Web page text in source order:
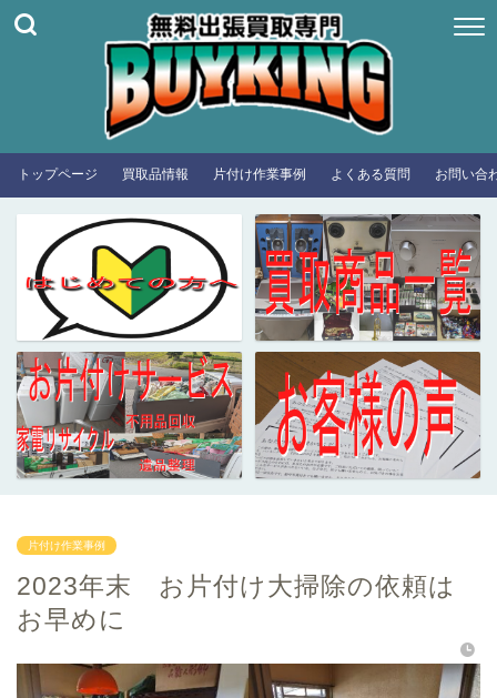
トップページ 買取品情報 片付け作業事例 よくある質問 お問い合
片付け作業事例
2023年末 お片付け大掃除の依頼は
お早めに